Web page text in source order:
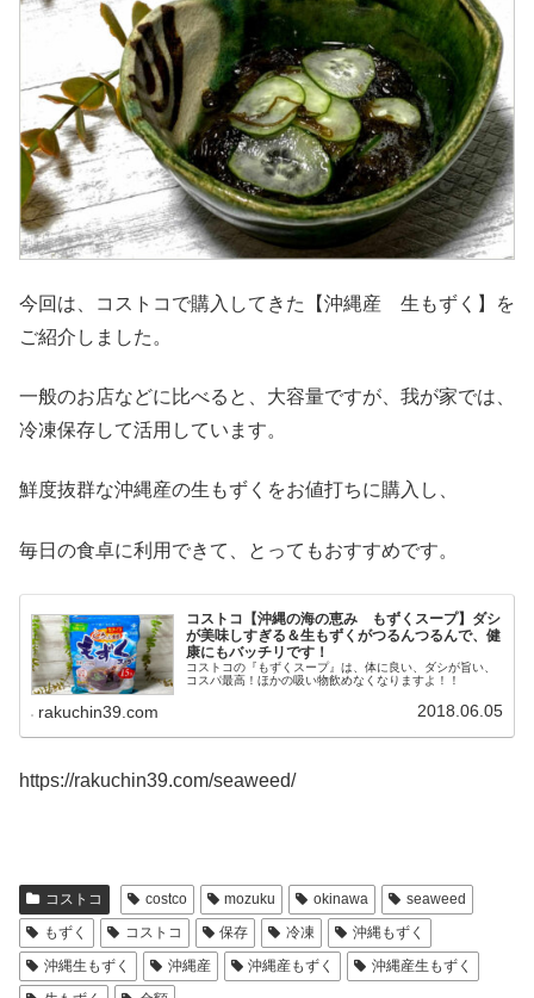
今回は、コストコで購入してきた【沖縄産 生もずく】を
ご紹介しました。
一般のお店などに比べると、大容量ですが、我が家では、
冷凍保存して活用しています。
鮮度抜群な沖縄産の生もずくをお値打ちに購入し、
毎日の食卓に利用できて、とってもおすすめです。
コストコ【沖縄の海の恵み もずくスープ】ダシ
が美味しすぎる＆生もずくがつるんつるんで、健
康にもバッチリです！
コストコの『もずくスープ』は、体に良い、ダシが旨い、
コスパ最高！ほかの吸い物飲めなくなりますよ！！
rakuchin39.com 2018.06.05
https://rakuchin39.com/seaweed/
コストコ costco mozuku okinawa
seaweed
もずく
コストコ 保存 冷凍
沖縄もずく
沖縄生もずく
沖縄産 沖縄産もずく
沖縄産生もずく